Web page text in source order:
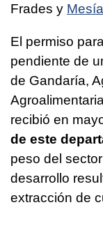
Frades y Mesía
El permiso
pendiente de
de Gandaría,
recibió en
de este
peso del
desarrollo
extracción de